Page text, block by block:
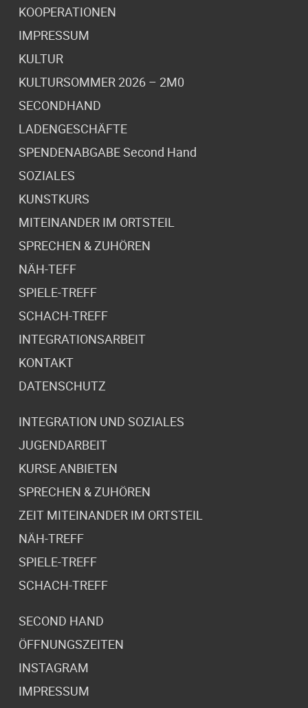
KOOPERATIONEN
IMPRESSUM
KULTUR
KULTURSOMMER 2026 – 2M0
SECONDHAND
LADENGESCHÄFTE
SPENDENABGABE Second Hand
SOZIALES
KUNSTKURS
MITEINANDER IM ORTSTEIL
SPRECHEN & ZUHÖREN
NÄH-TEFF
SPIELE-TREFF
SCHACH-TREFF
INTEGRATIONSARBEIT
KONTAKT
DATENSCHUTZ
INTEGRATION UND SOZIALES
JUGENDARBEIT
KURSE ANBIETEN
SPRECHEN & ZUHÖREN
ZEIT MITEINANDER IM ORTSTEIL
NÄH-TREFF
SPIELE-TREFF
SCHACH-TREFF
SECOND HAND
ÖFFNUNGSZEITEN
INSTAGRAM
IMPRESSUM